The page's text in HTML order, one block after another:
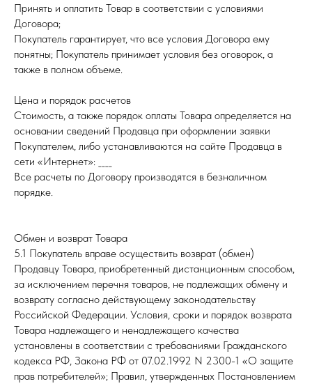
Принять и оплатить Товар в соответствии с условиями
Договора;
Покупатель гарантирует, что все условия Договора ему
понятны; Покупатель принимает условия без оговорок, а
также в полном объеме.
Цена и порядок расчетов
Стоимость, а также порядок оплаты Товара определяется на
основании сведений Продавца при оформлении заявки
Покупателем, либо устанавливаются на сайте Продавца в
сети «Интернет»: ____
Все расчеты по Договору производятся в безналичном
порядке.
Обмен и возврат Товара
5.1 Покупатель вправе осуществить возврат (обмен)
Продавцу Товара, приобретенный дистанционным способом,
за исключением перечня товаров, не подлежащих обмену и
возврату согласно действующему законодательству
Российской Федерации. Условия, сроки и порядок возврата
Товара надлежащего и ненадлежащего качества
установлены в соответствии с требованиями Гражданского
кодекса РФ, Закона РФ от 07.02.1992 N 2300-1 «О защите
прав потребителей»; Правил, утвержденных Постановлением